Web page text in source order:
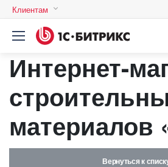
Клиентам
Логин
Пароль
Интернет-
материалов
Вернуться к